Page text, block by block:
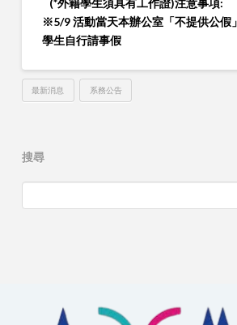
(*外籍學生須具有工作證)注意事項:
※5/9 活動當天本辦公室「不提供公假
學生自行請事假
最新消息 系務公告
搜尋